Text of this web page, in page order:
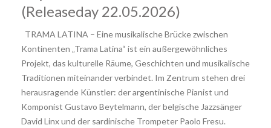
(Releaseday 22.05.2026)
TRAMA LATINA – Eine musikalische Brücke zwischen
Kontinenten „Trama Latina“ ist ein außergewöhnliches
Projekt, das kulturelle Räume, Geschichten und musikalische
Traditionen miteinander verbindet. Im Zentrum stehen drei
herausragende Künstler: der argentinische Pianist und
Komponist Gustavo Beytelmann, der belgische Jazzsänger
David Linx und der sardinische Trompeter Paolo Fresu.